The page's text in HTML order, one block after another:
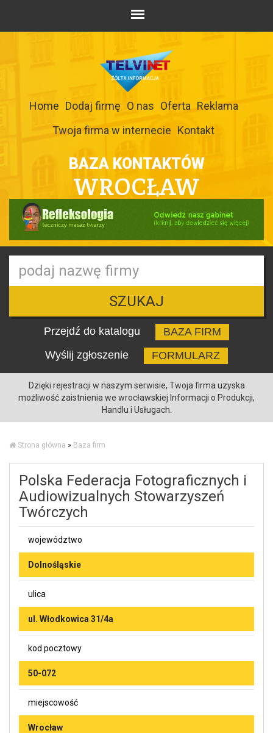
Home Dodaj firmę O nas Oferta Reklama
Twoja firma w internecie Kontakt
BAZA KONTAKTÓW
WROCŁAW
SZUKAJ
Przejdź do katalogu
BAZA FIRM
Wyślij zgłoszenie
FORMULARZ
Dzięki rejestracji w naszym serwisie, Twoja firma uzyska
możliwość zaistnienia we wrocławskiej Informacji o Produkcji,
Handlu i Usługach.
Strona główna » Baza firm
Polska Federacja Fotograficznych i
Audiowizualnych Stowarzyszeń
Twórczych
województwo
Dolnośląskie
ulica
ul. Włodkowica 31/4a
kod pocztowy
50-072
miejscowość
Wrocław